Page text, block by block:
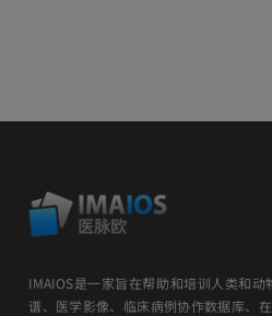
IMAIOS是一家旨在帮助和培训人类和
谱、医学影像、临床病例协作数据库、